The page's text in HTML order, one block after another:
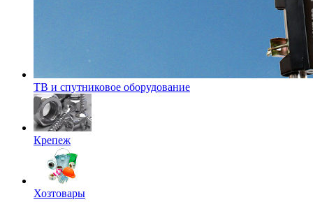
ТВ и спутниковое оборудование
Крепеж
Хозтовары